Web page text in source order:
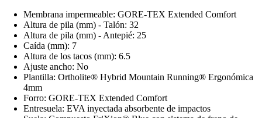
Membrana impermeable: GORE-TEX Extended Comfort
Altura de pila (mm) - Talón: 32
Altura de pila (mm) - Antepié: 25
Caída (mm): 7
Altura de los tacos (mm): 6.5
Ajuste ancho: No
Plantilla: Ortholite® Hybrid Mountain Running® Ergonómica
4mm
Forro: GORE-TEX Extended Comfort
Entresuela: EVA inyectada absorbente de impactos